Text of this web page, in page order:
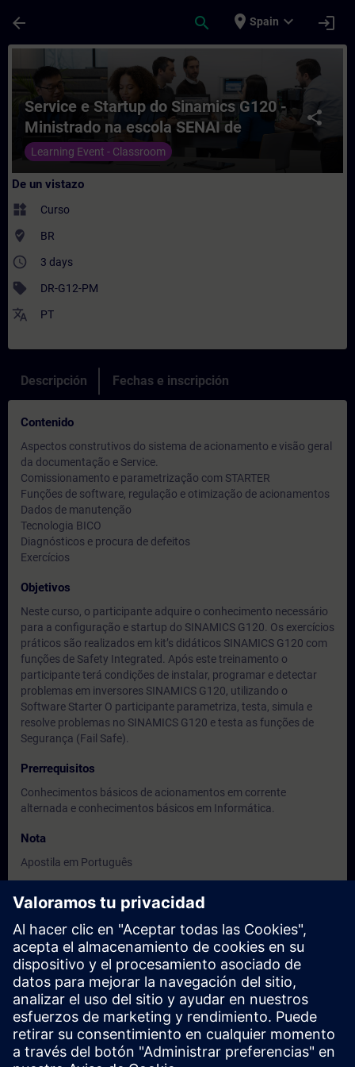
arrow_back search place Spain expand_more login
Curso - Service e Startup do Sinamics
share
Service e Startup do Sinamics G120 -
Ministrado na escola SENAI de
Pindamonhangaba - SP
Learning Event - Classroom
De un vistazo
widgets Curso
where_to_vote BR
access_time 3 days
sell DR-G12-PM
translate PT
Descripción Fechas e inscripción
Contenido
Aspectos construtivos do sistema de acionamento e visão geral
da documentação e Service.
Comissionamento e parametrização com STARTER
Funções de software, regulação e otimização de acionamentos
Dados de manutenção
Tecnologia BICO
Diagnósticos e procura de defeitos
Exercícios
Objetivos
Neste curso, o participante adquire o conhecimento necessário
para a configuração e startup do SINAMICS G120. Os exercícios
práticos são realizados em kit’s didáticos SINAMICS G120 com
funções de Safety Integrated. Após este treinamento o
participante terá condições de instalar, programar e detectar
problemas em inversores SINAMICS G120, utilizando o
Software Starter O participante parametriza, testa, simula e
resolve problemas no SINAMICS G120 e testa as funções de
Segurança (Fail Safe).
Prerrequisitos
Conhecimentos básicos de acionamentos em corrente
alternada e conhecimentos básicos em Informática.
Nota
Apostila em Português
Engenheiros, Técnicos e Equipe de manutenção
Fechas e inscripción
Actualmente no hay eventos disponibles
Inscríbete en la lista de solicitudes y recibirás una notificación en
cuanto haya nuevas fechas disponibles.